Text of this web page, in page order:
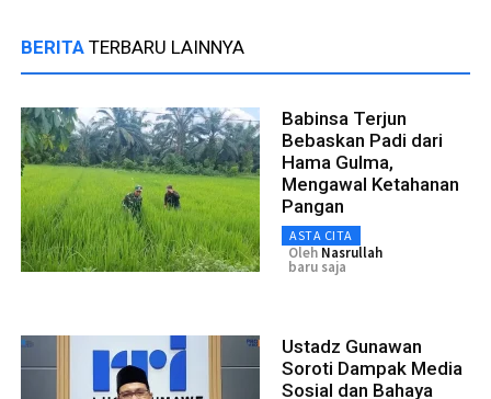
BERITA TERBARU LAINNYA
Babinsa Terjun
Bebaskan Padi dari
Hama Gulma,
Mengawal Ketahanan
Pangan
ASTA CITA
Oleh Nasrullah
baru saja
Ustadz Gunawan
Soroti Dampak Media
Sosial dan Bahaya